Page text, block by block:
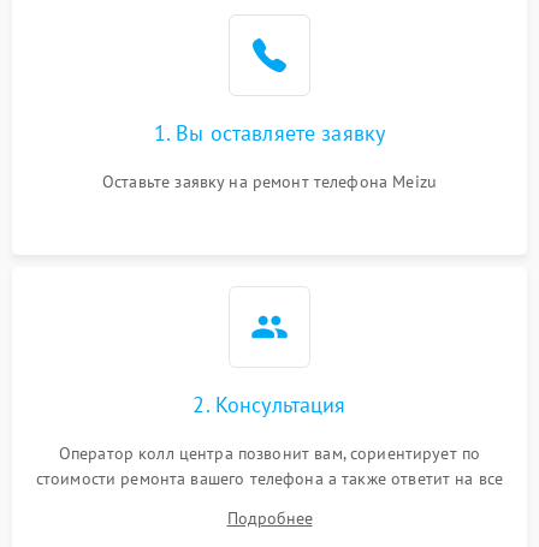
1. Вы оставляете заявку
Оставьте заявку на ремонт телефона Meizu
2. Консультация
Оператор колл центра позвонит вам, сориентирует по
стоимости ремонта вашего телефона а также ответит на все
Подробнее